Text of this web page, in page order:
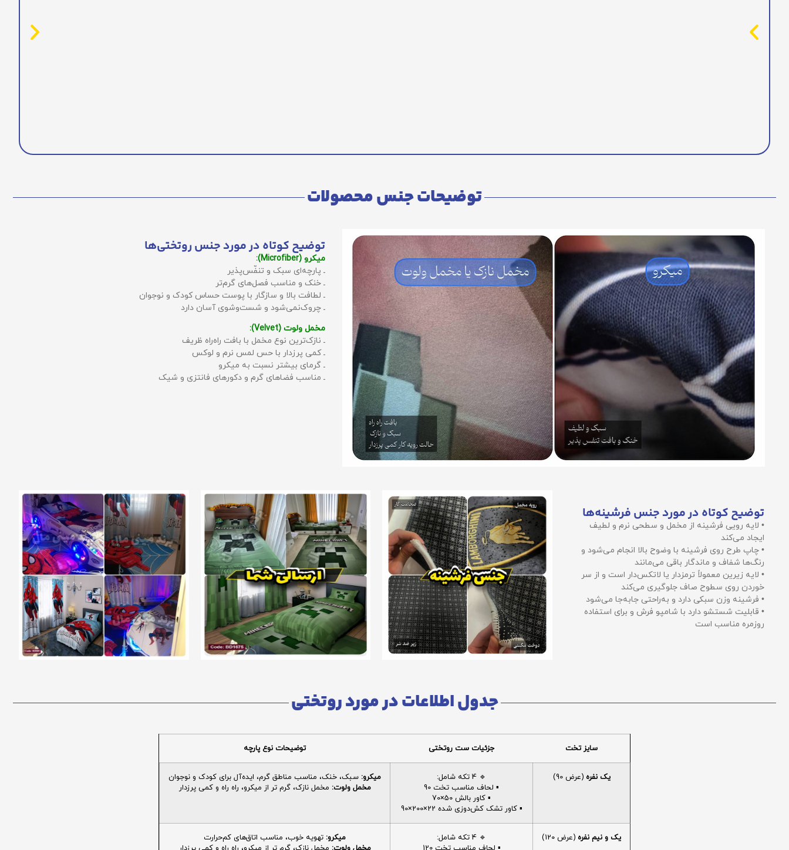
توضیحات جنس محصولات
توضیح کوتاه در مورد جنس روتختی‌ها
میکرو (Microfiber):
ـ پارچه‌ای سبک و تنفّس‌پذیر
ـ خنک و مناسب فصل‌های گرم‌تر
ـ لطافت بالا و سازگار با پوست حساس کودک و نوجوان
ـ چروک‌نمی‌شود و شست‌وشوی آسان دارد
مخمل ولوت (Velvet):
ـ نازک‌ترین نوع مخمل با بافت راه‌راه ظریف
ـ کمی پرزدار با حس لمس نرم و لوکس
ـ گرمای بیشتر نسبت به میکرو
ـ مناسب فضاهای گرم و دکورهای فانتزی و شیک
توضیح کوتاه در مورد جنس فرشینه‌ها
• لایه رویی فرشینه از مخمل و سطحی نرم و لطیف
ایجاد می‌کند
• چاپ طرح روی فرشینه با وضوح بالا انجام می‌شود و
رنگ‌ها شفاف و ماندگار باقی می‌مانند
• لایه زیرین معمولاً ترمزدار یا لاتکس‌دار است و از سر
خوردن روی سطوح صاف جلوگیری می‌کند
• فرشینه وزن سبکی دارد و به‌راحتی جابه‌جا می‌شود
• قابلیت شستشو دارد با شامپو فرش و برای استفاده
روزمره مناسب است
جدول اطلاعات در مورد روتختی
سایز تخت جزئیات ست روتختی توضیحات نوع پارچه
یک نفره (عرض 90)
🔹 4 تکه شامل:
▪️ لحاف مناسب تخت 90
▪️ کاور بالش 50×70
▪️ کاور تشک کش‌دوزی شده 22×200×90
میکرو: سبک، خنک، مناسب مناطق گرم، ایده‌آل برای کودک و نوجوان
مخمل ولوت: مخمل نازک، گرم تر از میکرو، راه راه و کمی پرزدار
یک و نیم نفره (عرض 120)
🔹 4 تکه شامل:
میکرو: تهویه خوب، مناسب اتاق‌های کم‌حرارت